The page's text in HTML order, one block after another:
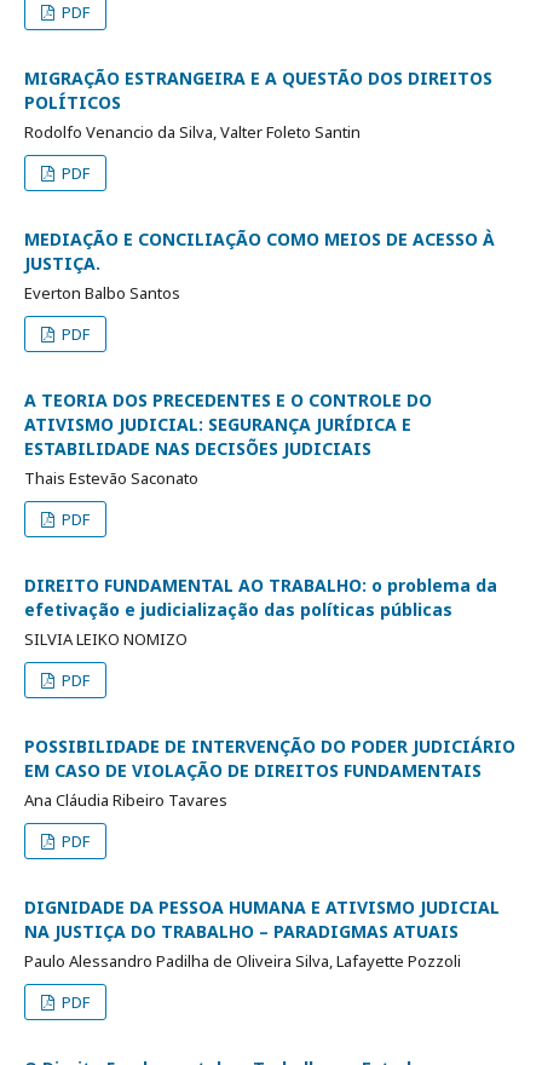
PDF
MIGRAÇÃO ESTRANGEIRA E A QUESTÃO DOS DIREITOS
POLÍTICOS
Rodolfo Venancio da Silva, Valter Foleto Santin
PDF
MEDIAÇÃO E CONCILIAÇÃO COMO MEIOS DE ACESSO À
JUSTIÇA.
Everton Balbo Santos
PDF
A TEORIA DOS PRECEDENTES E O CONTROLE DO
ATIVISMO JUDICIAL: SEGURANÇA JURÍDICA E
ESTABILIDADE NAS DECISÕES JUDICIAIS
Thais Estevão Saconato
PDF
DIREITO FUNDAMENTAL AO TRABALHO: o problema da
efetivação e judicialização das políticas públicas
SILVIA LEIKO NOMIZO
PDF
POSSIBILIDADE DE INTERVENÇÃO DO PODER JUDICIÁRIO
EM CASO DE VIOLAÇÃO DE DIREITOS FUNDAMENTAIS
Ana Cláudia Ribeiro Tavares
PDF
DIGNIDADE DA PESSOA HUMANA E ATIVISMO JUDICIAL
NA JUSTIÇA DO TRABALHO – PARADIGMAS ATUAIS
Paulo Alessandro Padilha de Oliveira Silva, Lafayette Pozzoli
PDF